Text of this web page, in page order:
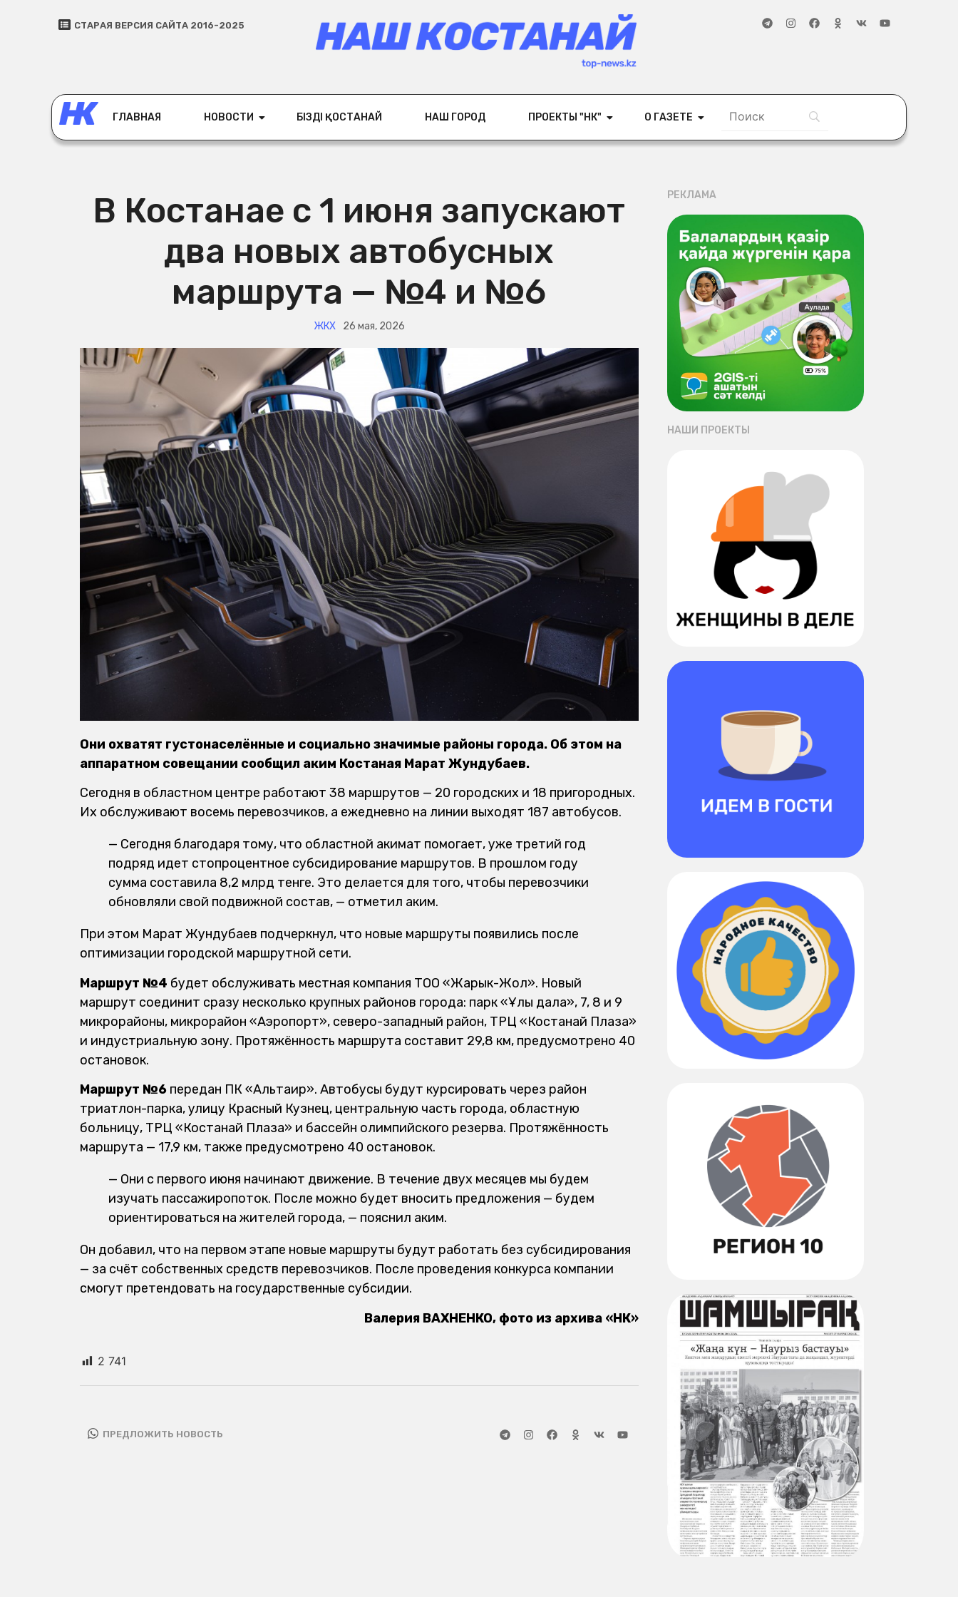
СТАРАЯ ВЕРСИЯ САЙТА 2016-2025
ГЛАВНАЯ НОВОСТИ БІЗДІҢ ҚОСТАНАЙ НАШ ГОРОД ПРОЕКТЫ "НК" О ГАЗЕТЕ
В Костанае с 1 июня запускают
два новых автобусных
маршрута — №4 и №6
ЖКХ 26 мая, 2026
Они охватят густонаселённые и социально значимые районы города. Об этом на
аппаратном совещании сообщил аким Костаная Марат Жундубаев.
Сегодня в областном центре работают 38 маршрутов — 20 городских и 18 пригородных.
Их обслуживают восемь перевозчиков, а ежедневно на линии выходят 187 автобусов.
— Сегодня благодаря тому, что областной акимат помогает, уже третий год
подряд идет стопроцентное субсидирование маршрутов. В прошлом году
сумма составила 8,2 млрд тенге. Это делается для того, чтобы перевозчики
обновляли свой подвижной состав, — отметил аким.
При этом Марат Жундубаев подчеркнул, что новые маршруты появились после
оптимизации городской маршрутной сети.
Маршрут №4 будет обслуживать местная компания ТОО «Жарык-Жол». Новый
маршрут соединит сразу несколько крупных районов города: парк «Ұлы дала», 7, 8 и 9
микрорайоны, микрорайон «Аэропорт», северо-западный район, ТРЦ «Костанай Плаза»
и индустриальную зону. Протяжённость маршрута составит 29,8 км, предусмотрено 40
остановок.
Маршрут №6 передан ПК «Альтаир». Автобусы будут курсировать через район
триатлон-парка, улицу Красный Кузнец, центральную часть города, областную
больницу, ТРЦ «Костанай Плаза» и бассейн олимпийского резерва. Протяжённость
маршрута — 17,9 км, также предусмотрено 40 остановок.
— Они с первого июня начинают движение. В течение двух месяцев мы будем
изучать пассажиропоток. После можно будет вносить предложения — будем
ориентироваться на жителей города, — пояснил аким.
Он добавил, что на первом этапе новые маршруты будут работать без субсидирования
— за счёт собственных средств перевозчиков. После проведения конкурса компании
смогут претендовать на государственные субсидии.
Валерия ВАХНЕНКО, фото из архива «НК»
2 741
ПРЕДЛОЖИТЬ НОВОСТЬ
РЕКЛАМА
НАШИ ПРОЕКТЫ